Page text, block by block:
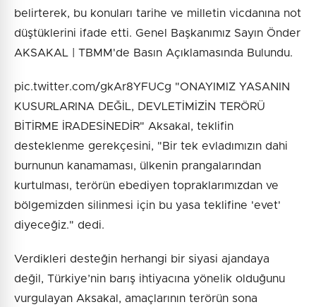
belirterek, bu konuları tarihe ve milletin vicdanına not
düştüklerini ifade etti. Genel Başkanımız Sayın Önder
AKSAKAL | TBMM'de Basın Açıklamasında Bulundu.
pic.twitter.com/gkAr8YFUCg "ONAYIMIZ YASANIN
KUSURLARINA DEĞİL, DEVLETİMİZİN TERÖRÜ
BİTİRME İRADESİNEDİR" Aksakal, teklifin
desteklenme gerekçesini, "Bir tek evladımızın dahi
burnunun kanamaması, ülkenin prangalarından
kurtulması, terörün ebediyen topraklarımızdan ve
bölgemizden silinmesi için bu yasa teklifine 'evet'
diyeceğiz." dedi.
Verdikleri desteğin herhangi bir siyasi ajandaya
değil, Türkiye’nin barış ihtiyacına yönelik olduğunu
vurgulayan Aksakal, amaçlarının terörün sona